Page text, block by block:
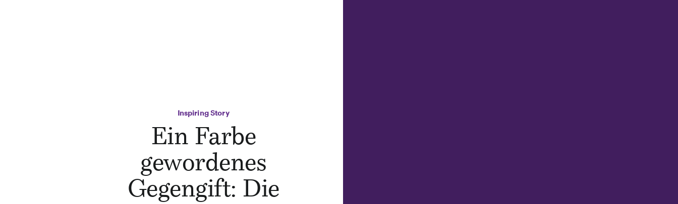
Inspiring Story
Ein Farbe
gewordenes
Gegengift: Die